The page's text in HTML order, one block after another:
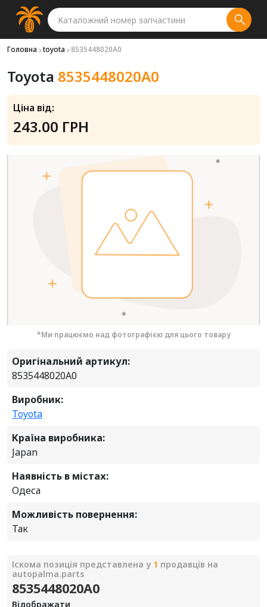
Головна toyota 8535448020A0
Toyota 8535448020A0
Ціна від:
243.00 ГРН
*Ми працюємо над фотографією для цього товару
Оригінальний артикул:
8535448020A0
Виробник:
Toyota
Країна виробника:
Japan
Наявність в містах:
Одеса
Можливість повернення:
Так
Іскома позиція представлена у 1 продавців на
autopalma.parts
8535448020A0
Відображати